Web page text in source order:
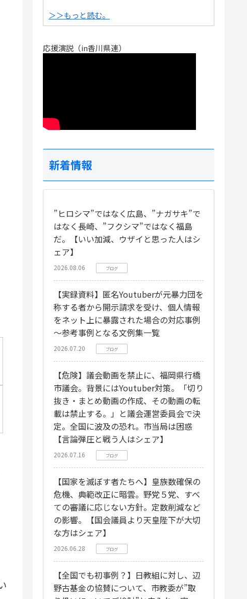
＞＞もっと読む。
応援演説（in香川県連）
新着情報
”ヒロシマ”ではなく広島、”ナガサキ”で
はなく長崎、”フクシマ”ではなく福島
だ。【いい加減、ウザイと思った人はシ
ェア】
2026.08.06 ブログ
【実録資料】匿名Youtuberが元暴力団を
称する者から開示請求を受け、個人情報
をネット上に暴露された場合の対応事例
～参考事例となる文例集一覧
2026.07.20 ブログ
【危険】議会動画を禁止に、福岡県行橋
市議会。背景にはYoutuber対策。「切り
抜き・まとめ動画の作成、その動画の転
載は禁止する。」と議会運営委員会で決
定。全国に波及の恐れ。市当局は困惑
【言論弾圧と戦う人はシェア】
2026.07.16 ブログ
【国家を滅ぼす者たちへ】皇族数確保の
危機、典範改正に暗雲。野党５党、すべ
ての審議に応じない方針。定数削減など
の影響。【国会議員より天皇陛下が大切
な方はシェア】
2026.06.28 ブログ
【全国でも初事例？】日教組に対し、辺
野古基金の協賛について、市教委が”取